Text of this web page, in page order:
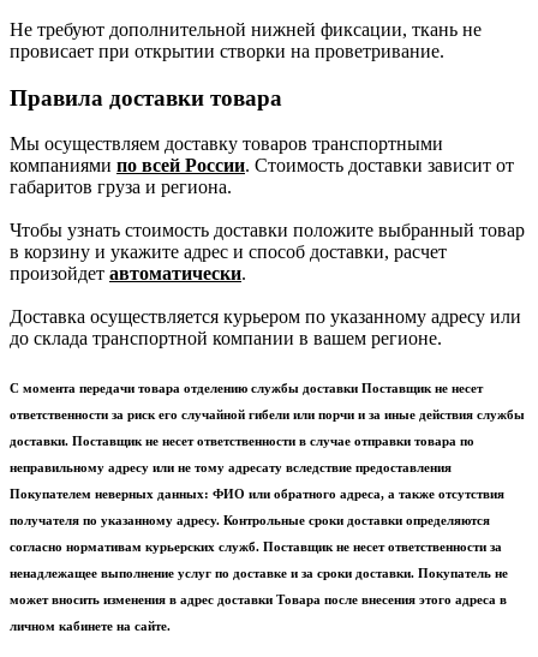
Не требуют дополнительной нижней фиксации, ткань не
провисает при открытии створки на проветривание.
Правила доставки товара
Мы осуществляем доставку товаров транспортными
компаниями по всей России. Стоимость доставки зависит от
габаритов груза и региона.
Чтобы узнать стоимость доставки положите выбранный товар
в корзину и укажите адрес и способ доставки, расчет
произойдет автоматически.
Доставка осуществляется курьером по указанному адресу или
до склада транспортной компании в вашем регионе.
С момента передачи товара отделению службы доставки Поставщик не несет
ответственности за риск его случайной гибели или порчи и за иные действия службы
доставки. Поставщик не несет ответственности в случае отправки товара по
неправильному адресу или не тому адресату вследствие предоставления
Покупателем неверных данных: ФИО или обратного адреса, а также отсутствия
получателя по указанному адресу. Контрольные сроки доставки определяются
согласно нормативам курьерских служб. Поставщик не несет ответственности за
ненадлежащее выполнение услуг по доставке и за сроки доставки. Покупатель не
может вносить изменения в адрес доставки Товара после внесения этого адреса в
личном кабинете на сайте.